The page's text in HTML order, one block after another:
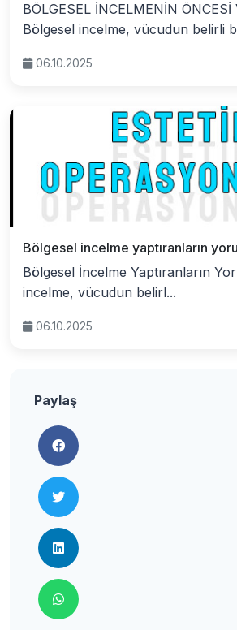
BÖLGESEL İNCELMENİN
Bölgesel incelme, vücudun belirli
06.10.2025
Bölgesel incelme yaptıranların
Bölgesel İncelme Yaptıranların
incelme, vücudun belirl...
06.10.2025
Paylaş